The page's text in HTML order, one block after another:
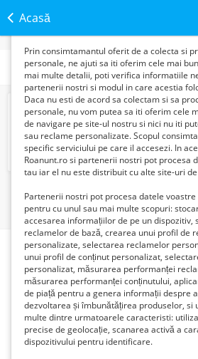
Acasă
Categorii
Timbre vechi clasor
56706 Lei
1
functie de interesele si nevoile tale. De
date sunt folosite pentru analizarea traffic-
Prin consimtamantul oferit de a colecta si
personale, ne ajuti sa iti oferim cele mai
mai multe detalii, poti verifica informatiile
partenerii nostri si modul in care acestia
Daca nu esti de acord sa colectam si sa
personale, nu vom putea sa iti oferim cele
de navigare pe site-ul nostru si nici nu iti
sau reclame personalizate. Scopul
specific serviciului pe care il accesezi. In
Roanunt.ro si partenerii nostri pot procesa
tau iar el nu este distribuit cu alte site-uri
Partenerii nostri pot procesa datele
pentru cu unul sau mai multe scopuri:
accesarea informațiilor de pe un dispozitiv,
reclamelor de bază, crearea unui profil de
personalizate, selectarea reclamelor
unui profil de conținut personalizat,
personalizat, măsurarea performanței
măsurarea performanței conținutului,
de piață pentru a genera informații despre
dezvoltarea și îmbunătățirea produselor, si
multe dintre urmatoarele caracteristi:
precise de geolocație, scanarea activă a
dispozitivului pentru identificare.